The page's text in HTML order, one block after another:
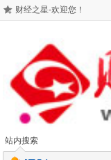
财经之星-欢迎您！
站内搜索